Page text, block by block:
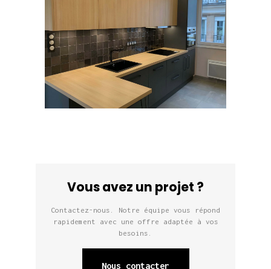
Vous avez un projet ?
Contactez-nous. Notre équipe vous répond
rapidement avec une offre adaptée à vos
besoins.
Nous contacter